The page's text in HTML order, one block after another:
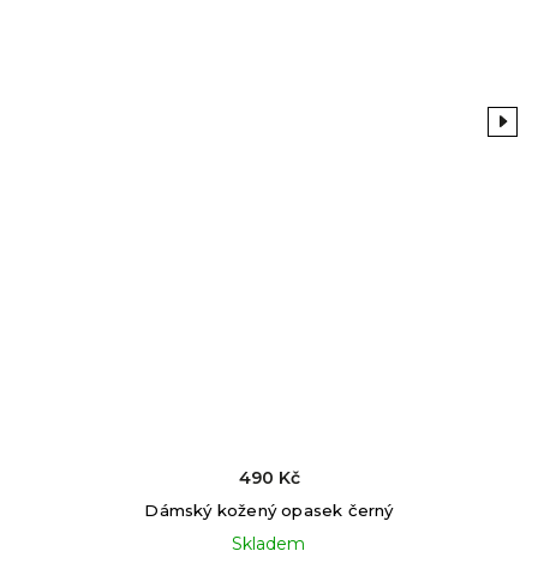
Previous
kožená peněženka Noemi černá
Next